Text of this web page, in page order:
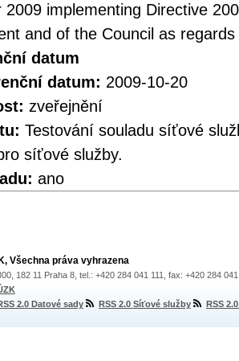
2009 implementing Directive
and of the Council as
datum
datum: 2009-10-20
zveřejnění
Testování souladu síťové
síťové služby.
ano
Všechna práva vyhrazena
182 11 Praha 8, tel.: +420 284 041 111, fax: +420 284
2.0 Datové sady RSS 2.0 Síťové služby RSS